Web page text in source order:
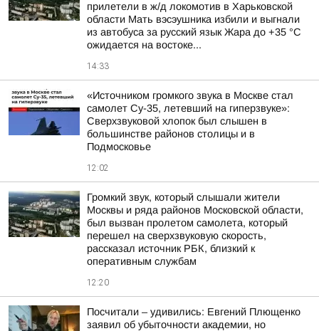
прилетели в ж/д локомотив в Харьковской
области Мать вэсэушника избили и выгнали
из автобуса за русский язык Жара до +35 °С
ожидается на востоке...
14:33
«Источником громкого звука в Москве стал
самолет Су-35, летевший на гиперзвуке»:
Сверхзвуковой хлопок был слышен в
большинстве районов столицы и в
Подмосковье
12:02
Громкий звук, который слышали жители
Москвы и ряда районов Московской области,
был вызван пролетом самолета, который
перешел на сверхзвуковую скорость,
рассказал источник РБК, близкий к
оперативным службам
12:20
Посчитали – удивились: Евгений Плющенко
заявил об убыточности академии, но